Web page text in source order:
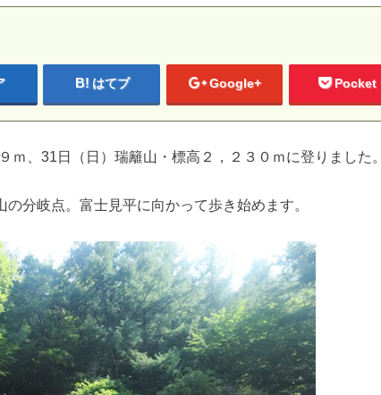
はてブ Google+ Pocket
ｍ、31日（日）瑞籬山・標高２，２３０ｍに登りました。
分岐点。富士見平に向かって歩き始めます。